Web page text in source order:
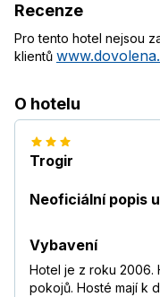
Recenze
Pro tento hotel nejsou
klientů
O hotelu
Trogir
Neoficiální popis
Vybavení
Hotel je z roku 2006.
pokojů. Hosté mají k